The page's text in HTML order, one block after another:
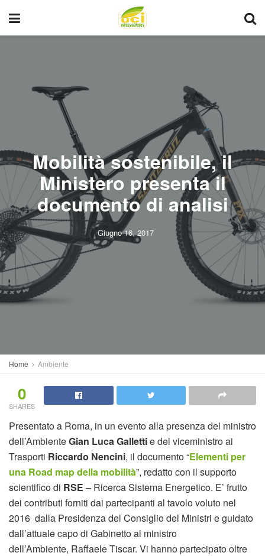
Mobilità sostenibile, il
Ministero presenta il
documento di analisi
Giugno 16, 2017
Home Ambiente
0
SHARES
Presentato a Roma, in un evento alla presenza del ministro
dell’AmbienteGian Luca Gallettie del viceministro ai
Trasporti Riccardo Nencini, il documento “Elementi per
una Road map della mobilità”, redatto con il supporto
scientifico di RSE – Ricerca Sistema Energetico. E’ frutto
dei contributi forniti dai partecipanti al tavolo voluto nel
2016 dalla Presidenza del Consiglio del Ministri e guidato
dall’attuale capo di Gabinetto al ministro
dell’Ambiente, Raffaele Tiscar. Vi hanno partecipato oltre